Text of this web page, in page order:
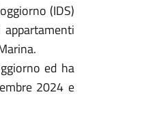
(IDS)
ed ha
2024 e